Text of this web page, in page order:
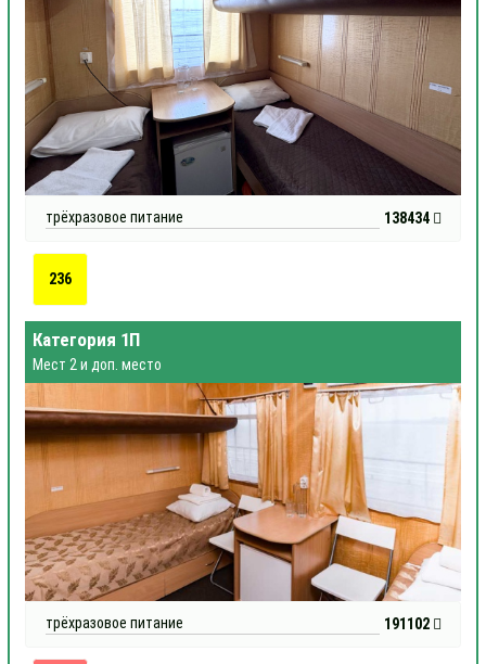
трёхразовое питание 138434
236
Категория 1П
Мест 2 и доп. место
трёхразовое питание 191102